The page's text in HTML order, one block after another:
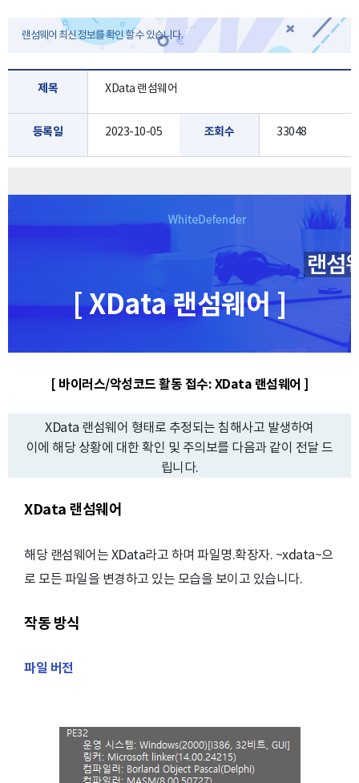
랜섬웨어 최신 정보를 확인 할 수 있습니다.
제목 XData 랜섬웨어
등록일 2023-10-05 조회수 33048
[ XData 랜섬웨어 ]
[ 바이러스/악성코드 활동 접수: XData 랜섬웨어 ]
XData 랜섬웨어 형태로 추정되는 침해사고 발생하여
이에 해당 상황에 대한 확인 및 주의보를 다음과 같이 전달 드
립니다.
XData 랜섬웨어
해당 랜섬웨어는 XData라고 하며 파일명.확장자. ~xdata~으
로 모든 파일을 변경하고 있는 모습을 보이고 있습니다.
작동 방식
파일 버전